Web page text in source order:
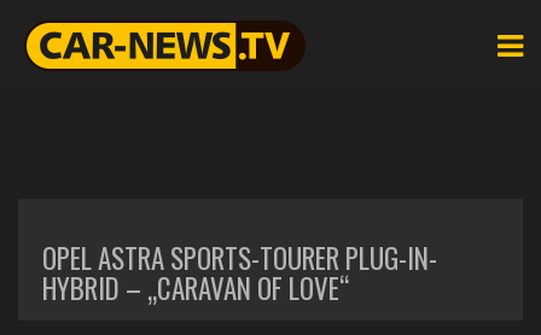
OPEL ASTRA SPORTS-TOURER PLUG-IN-
HYBRID – „CARAVAN OF LOVE“